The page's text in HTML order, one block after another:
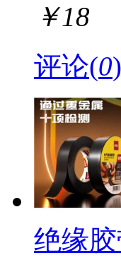
雅跃
Timess
简庭
天顺
欧唛（oumai）
特美居
美家生活
宝虹
一得阁
善琏湖
凯萨
正港ZGO
￥18
评论(0)
绝缘